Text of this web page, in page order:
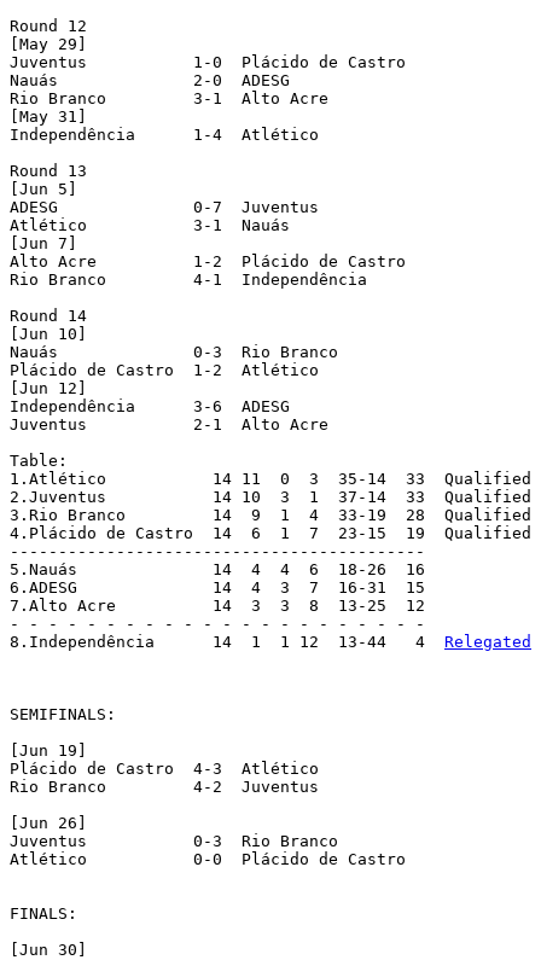
Round 12
[May 29]
Juventus 	   1-0  Plácido de Castro
Nauás 		   2-0  ADESG
Rio Branco 	   3-1  Alto Acre
[May 31]
Independência 	   1-4  Atlético
Round 13
[Jun 5]
ADESG 		   0-7  Juventus
Atlético 	   3-1  Nauás
[Jun 7]
Alto Acre 	   1-2  Plácido de Castro
Rio Branco 	   4-1  Independência
Round 14
[Jun 10]
Nauás 		   0-3  Rio Branco
Plácido de Castro  1-2  Atlético
[Jun 12]
Independência 	   3-6  ADESG
Juventus 	   2-1  Alto Acre
Table:
1.Atlético	     14 11  0  3  35-14  33  Qualified
2.Juventus	     14 10  3  1  37-14  33  Qualified
3.Rio Branco	     14  9  1  4  33-19  28  Qualified
4.Plácido de Castro  14  6  1  7  23-15  19  Qualified
-------------------------------------------
5.Nauás		     14  4  4  6  18-26  16
6.ADESG		     14  4  3  7  16-31  15
7.Alto Acre	     14  3  3  8  13-25  12
- - - - - - - - - - - - - - - - - - - - - -
8.Independência	     14  1  1 12  13-44   4 Relegated
SEMIFINALS:
[Jun 19]
Plácido de Castro  4-3  Atlético
Rio Branco 	   4-2  Juventus
[Jun 26]
Juventus 	   0-3  Rio Branco
Atlético 	   0-0  Plácido de Castro
FINALS:
[Jun 30]